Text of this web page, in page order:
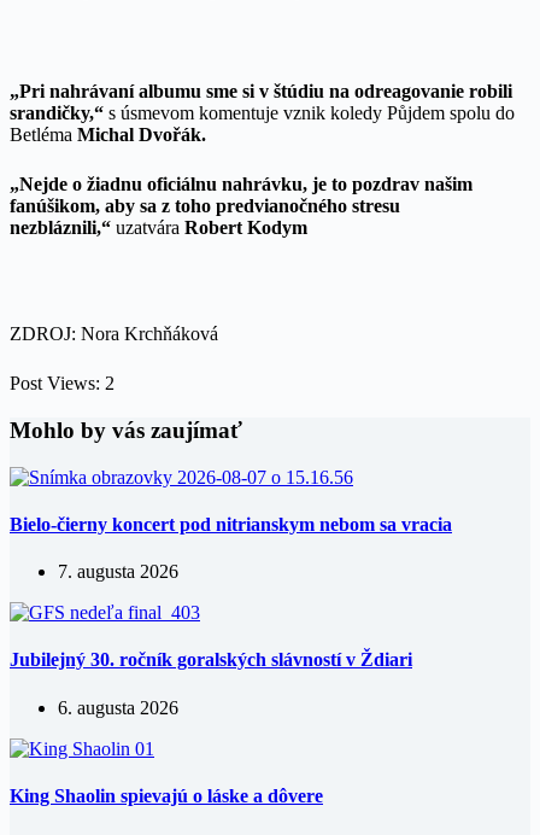
„Pri nahrávaní albumu sme si v štúdiu na odreagovanie robili
srandičky,“ s úsmevom komentuje vznik koledy Půjdem spolu do
Betléma Michal Dvořák.
„Nejde o žiadnu oficiálnu nahrávku, je to pozdrav našim
fanúšikom, aby sa z toho predvianočného stresu
nezbláznili,“ uzatvára Robert Kodym
ZDROJ: Nora Krchňáková
Post Views: 2
Mohlo by vás zaujímať
Bielo-čierny koncert pod nitrianskym nebom sa vracia
7. augusta 2026
Jubilejný 30. ročník goralských slávností v Ždiari
6. augusta 2026
King Shaolin spievajú o láske a dôvere